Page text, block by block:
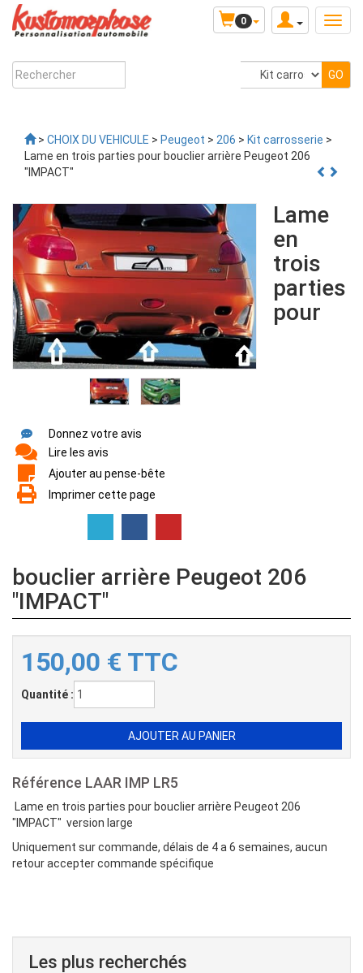
0
> CHOIX DU VEHICULE > Peugeot > 206 > Kit carrosserie >
Lame en trois parties pour bouclier arrière Peugeot 206
"IMPACT"
Donnez votre avis
Lire les avis
Ajouter au pense-bête
Imprimer cette page
Lame
en
trois
parties
pour
bouclier arrière Peugeot 206
"IMPACT"
150,00 € TTC
Quantité :
Référence LAAR IMP LR5
Lame en trois parties pour bouclier arrière Peugeot 206
"IMPACT" version large
Uniquement sur commande, délais de 4 a 6 semaines, aucun
retour accepter commande spécifique
Les plus recherchés